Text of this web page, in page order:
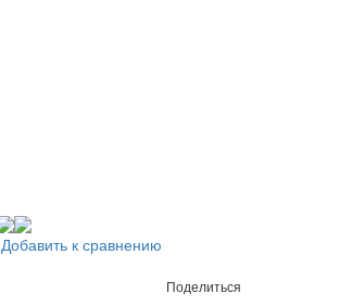
Добавить к сравнению
Поделиться